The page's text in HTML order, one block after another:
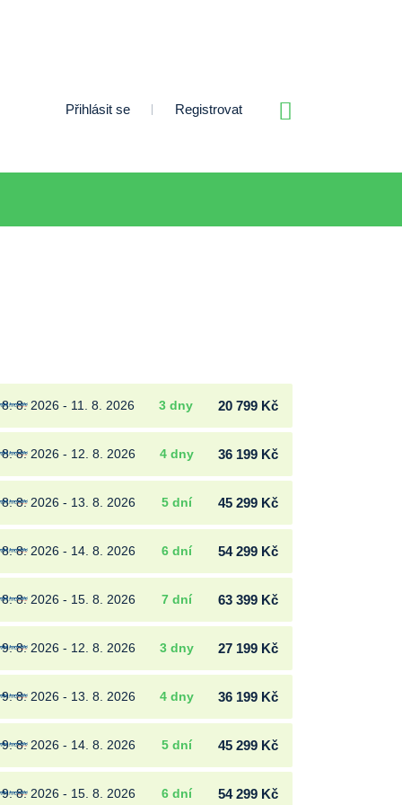
Přihlásit se Registrovat
8. 8. 2026 - 11. 8. 2026 3 dny 20 799 Kč
8. 8. 2026 - 12. 8. 2026 4 dny 36 199 Kč
8. 8. 2026 - 13. 8. 2026 5 dní 45 299 Kč
8. 8. 2026 - 14. 8. 2026 6 dní 54 299 Kč
8. 8. 2026 - 15. 8. 2026 7 dní 63 399 Kč
9. 8. 2026 - 12. 8. 2026 3 dny 27 199 Kč
9. 8. 2026 - 13. 8. 2026 4 dny 36 199 Kč
9. 8. 2026 - 14. 8. 2026 5 dní 45 299 Kč
9. 8. 2026 - 15. 8. 2026 6 dní 54 299 Kč